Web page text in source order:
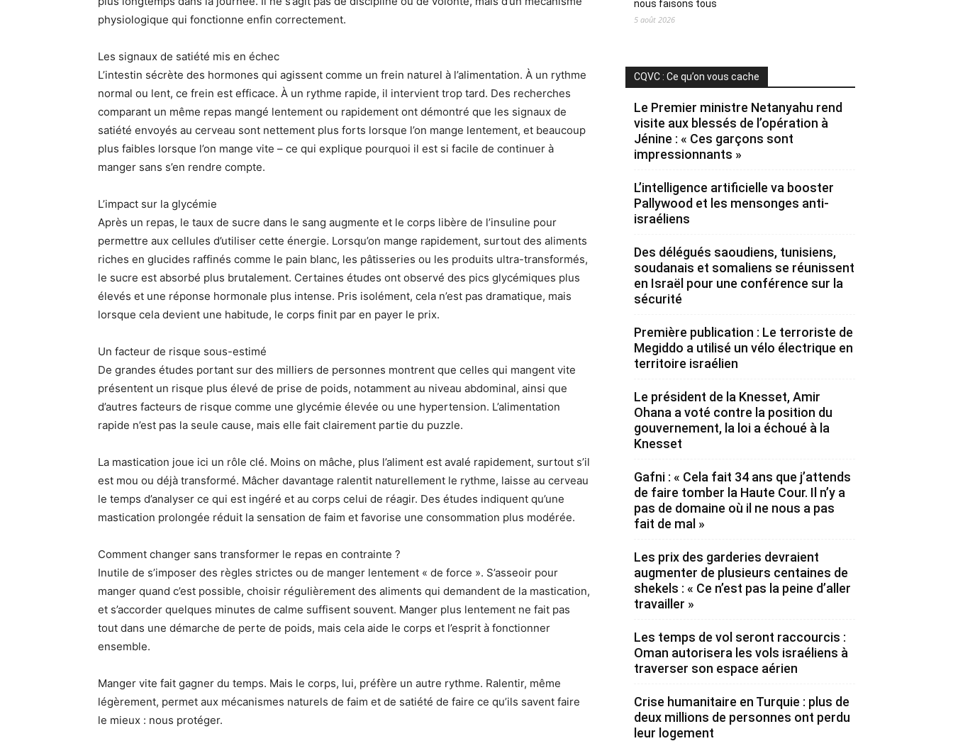
physiologique qui fonctionne enfin correctement.
Les signaux de satiété mis en échec
L’intestin sécrète des hormones qui agissent comme un frein naturel à l’alimentation. À un rythme
normal ou lent, ce frein est efficace. À un rythme rapide, il intervient trop tard. Des recherches
comparant un même repas mangé lentement ou rapidement ont démontré que les signaux de
satiété envoyés au cerveau sont nettement plus forts lorsque l’on mange lentement, et beaucoup
plus faibles lorsque l’on mange vite – ce qui explique pourquoi il est si facile de continuer à
manger sans s’en rendre compte.
L’impact sur la glycémie
Après un repas, le taux de sucre dans le sang augmente et le corps libère de l’insuline pour
permettre aux cellules d’utiliser cette énergie. Lorsqu’on mange rapidement, surtout des aliments
riches en glucides raffinés comme le pain blanc, les pâtisseries ou les produits ultra-transformés,
le sucre est absorbé plus brutalement. Certaines études ont observé des pics glycémiques plus
élevés et une réponse hormonale plus intense. Pris isolément, cela n’est pas dramatique, mais
lorsque cela devient une habitude, le corps finit par en payer le prix.
Un facteur de risque sous-estimé
De grandes études portant sur des milliers de personnes montrent que celles qui mangent vite
présentent un risque plus élevé de prise de poids, notamment au niveau abdominal, ainsi que
d’autres facteurs de risque comme une glycémie élevée ou une hypertension. L’alimentation
rapide n’est pas la seule cause, mais elle fait clairement partie du puzzle.
La mastication joue ici un rôle clé. Moins on mâche, plus l’aliment est avalé rapidement, surtout s’il
est mou ou déjà transformé. Mâcher davantage ralentit naturellement le rythme, laisse au cerveau
le temps d’analyser ce qui est ingéré et au corps celui de réagir. Des études indiquent qu’une
mastication prolongée réduit la sensation de faim et favorise une consommation plus modérée.
Comment changer sans transformer le repas en contrainte ?
Inutile de s’imposer des règles strictes ou de manger lentement « de force ». S’asseoir pour
manger quand c’est possible, choisir régulièrement des aliments qui demandent de la mastication,
et s’accorder quelques minutes de calme suffisent souvent. Manger plus lentement ne fait pas
tout dans une démarche de perte de poids, mais cela aide le corps et l’esprit à fonctionner
ensemble.
Manger vite fait gagner du temps. Mais le corps, lui, préfère un autre rythme. Ralentir, même
légèrement, permet aux mécanismes naturels de faim et de satiété de faire ce qu’ils savent faire
le mieux : nous protéger.
nous faisons tous
5 août 2026
CQVC : Ce qu’on vous cache
Le Premier ministre Netanyahu rend
visite aux blessés de l’opération à
Jénine : « Ces garçons sont
impressionnants »
L’intelligence artificielle va booster
Pallywood et les mensonges anti-
israéliens
Des délégués saoudiens, tunisiens,
soudanais et somaliens se réunissent
en Israël pour une conférence sur la
sécurité
Première publication : Le terroriste de
Megiddo a utilisé un vélo électrique en
territoire israélien
Le président de la Knesset, Amir
Ohana a voté contre la position du
gouvernement, la loi a échoué à la
Knesset
Gafni : « Cela fait 34 ans que j’attends
de faire tomber la Haute Cour. Il n’y a
pas de domaine où il ne nous a pas
fait de mal »
Les prix des garderies devraient
augmenter de plusieurs centaines de
shekels : « Ce n’est pas la peine d’aller
travailler »
Les temps de vol seront raccourcis :
Oman autorisera les vols israéliens à
traverser son espace aérien
Crise humanitaire en Turquie : plus de
deux millions de personnes ont perdu
leur logement